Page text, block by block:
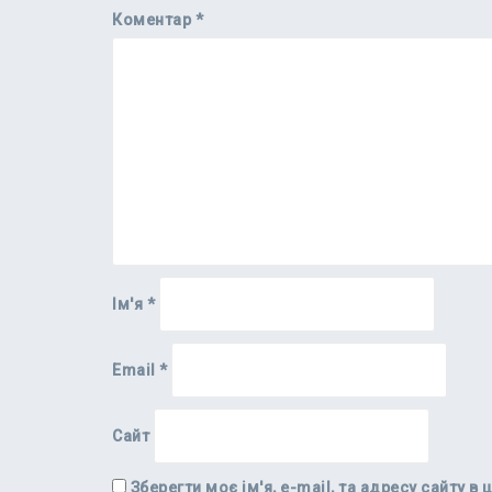
Коментар *
Ім'я *
Email *
Сайт
Зберегти моє ім'я, e-mail, та адресу сайту